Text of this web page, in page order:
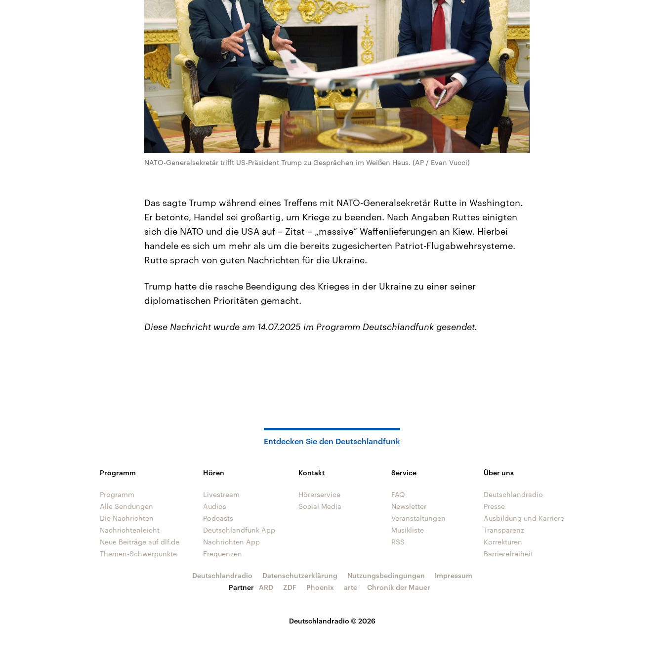
NATO-Generalsekretär trifft US-Präsident Trump zu Gesprächen im Weißen Haus. (AP / Evan Vucci)
Das sagte Trump während eines Treffens mit NATO-Generalsekretär Rutte in Washington.
Er betonte, Handel sei großartig, um Kriege zu beenden. Nach Angaben Ruttes einigten
sich die NATO und die USA auf – Zitat – „massive“ Waffenlieferungen an Kiew. Hierbei
handele es sich um mehr als um die bereits zugesicherten Patriot-Flugabwehrsysteme.
Rutte sprach von guten Nachrichten für die Ukraine.
Trump hatte die rasche Beendigung des Krieges in der Ukraine zu einer seiner
diplomatischen Prioritäten gemacht.
Diese Nachricht wurde am 14.07.2025 im Programm Deutschlandfunk gesendet.
Entdecken Sie den Deutschlandfunk
Programm
Programm
Alle Sendungen
Die Nachrichten
Nachrichtenleicht
Neue Beiträge auf dlf.de
Themen-Schwerpunkte
Hören
Livestream
Audios
Podcasts
Deutschlandfunk App
Nachrichten App
Frequenzen
Kontakt
Hörerservice
Social Media
Service
FAQ
Newsletter
Veranstaltungen
Musikliste
RSS
Über uns
Deutschlandradio
Presse
Ausbildung und Karriere
Transparenz
Korrekturen
Barrierefreiheit
Deutschlandradio © 2026
Deutschlandradio Datenschutzerklärung Nutzungsbedingungen
Impressum
Partner
ARD ZDF Phoenix arte Chronik der Mauer